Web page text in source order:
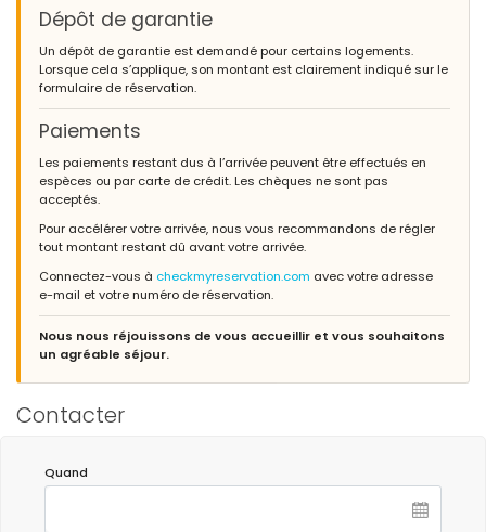
Dépôt de garantie
Un dépôt de garantie est demandé pour certains logements.
Lorsque cela s’applique, son montant est clairement indiqué sur le
formulaire de réservation.
Paiements
Les paiements restant dus à l’arrivée peuvent être effectués en
espèces ou par carte de crédit. Les chèques ne sont pas
acceptés.
Pour accélérer votre arrivée, nous vous recommandons de régler
tout montant restant dû avant votre arrivée.
Connectez-vous à checkmyreservation.com avec votre adresse
e-mail et votre numéro de réservation.
Nous nous réjouissons de vous accueillir et vous souhaitons
un agréable séjour.
Contacter
Quand